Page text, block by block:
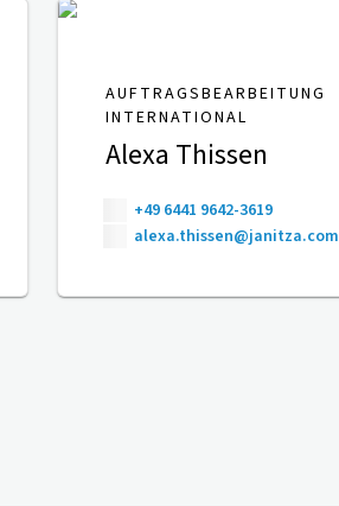
AUFTRAGSBEARBEITUNG
INTERNATIONAL
Alexa Thissen
+49 6441 9642-3619
alexa.thissen@janitza.com